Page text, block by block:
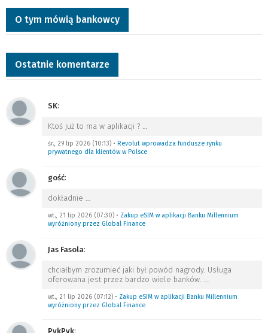
O tym mówią bankowcy
Ostatnie komentarze
SK:
Ktoś już to ma w aplikacji ? …
śr., 29 lip 2026 (10:13) • Revolut wprowadza fundusze rynku
prywatnego dla klientów w Polsce
gość:
dokładnie …
wt., 21 lip 2026 (07:30) • Zakup eSIM w aplikacji Banku Millennium
wyróżniony przez Global Finance
Jas Fasola:
chciałbym zrozumieć jaki był powód nagrody. Usługa
oferowana jest przez bardzo wiele banków. …
wt., 21 lip 2026 (07:12) • Zakup eSIM w aplikacji Banku Millennium
wyróżniony przez Global Finance
PykPyk: